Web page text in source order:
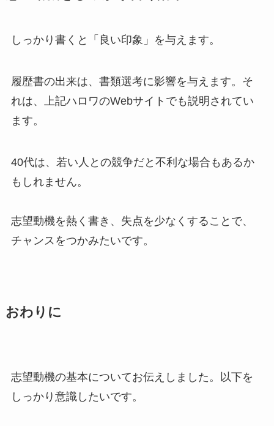
しっかり書くと「良い印象」を与えます。
履歴書の出来は、書類選考に影響を与えます。そ
れは、上記ハロワのWebサイトでも説明されてい
ます。
40代は、若い人との競争だと不利な場合もあるか
もしれません。
志望動機を熱く書き、失点を少なくすることで、
チャンスをつかみたいです。
おわりに
志望動機の基本についてお伝えしました。以下を
しっかり意識したいです。